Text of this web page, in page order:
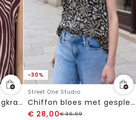
Blousetop met bowlingkraag en knoop
-30%
Street One Studio
Chiffon bloes met gespleten hals
€ 28,00€39,99